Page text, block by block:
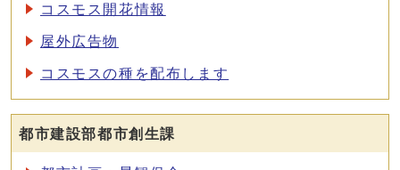
コスモス開花情報
屋外広告物
コスモスの種を配布します
都市建設部都市創生課